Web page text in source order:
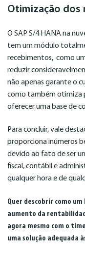
Otimização dos
O SAP S/4 HANA na
tem um módulo
recebimentos, como
reduzir
não apenas garante o
como também otimiza
oferecer uma base de
Para concluir, vale
proporciona inúmeros
devido ao fato de ser
fiscal, contábil e
qualquer hora e de
Quer descobrir como um
aumento da
agora mesmo com o
uma solução adequada